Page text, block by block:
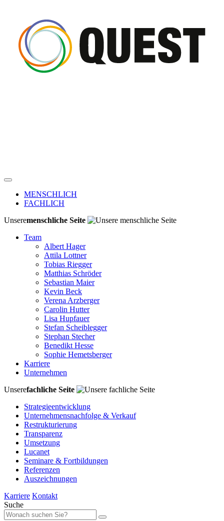
MENSCHLICH
FACHLICH
Unseremenschliche Seite
Team
Albert Hager
Attila Lottner
Tobias Riegger
Matthias Schröder
Sebastian Maier
Kevin Beck
Verena Arzberger
Carolin Hutter
Lisa Hupfauer
Stefan Scheiblegger
Stephan Stecher
Benedikt Hesse
Sophie Hemetsberger
Karriere
Unternehmen
Unserefachliche Seite
Strategieentwicklung
Unternehmensnachfolge & Verkauf
Restrukturierung
Transparenz
Umsetzung
Lucanet
Seminare & Fortbildungen
Referenzen
Auszeichnungen
Karriere Kontakt
Suche